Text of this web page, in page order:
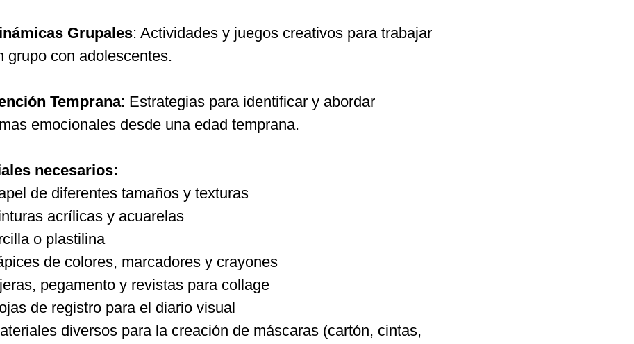
Grupales: Actividades y juegos creativos para trabajar
grupo con adolescentes.
Temprana: Estrategias para identificar y abordar
emocionales desde una edad temprana.
necesarios:
de diferentes tamaños y texturas
acrílicas y acuarelas
o plastilina
de colores, marcadores y crayones
pegamento y revistas para collage
de registro para el diario visual
diversos para la creación de máscaras (cartón, cintas,